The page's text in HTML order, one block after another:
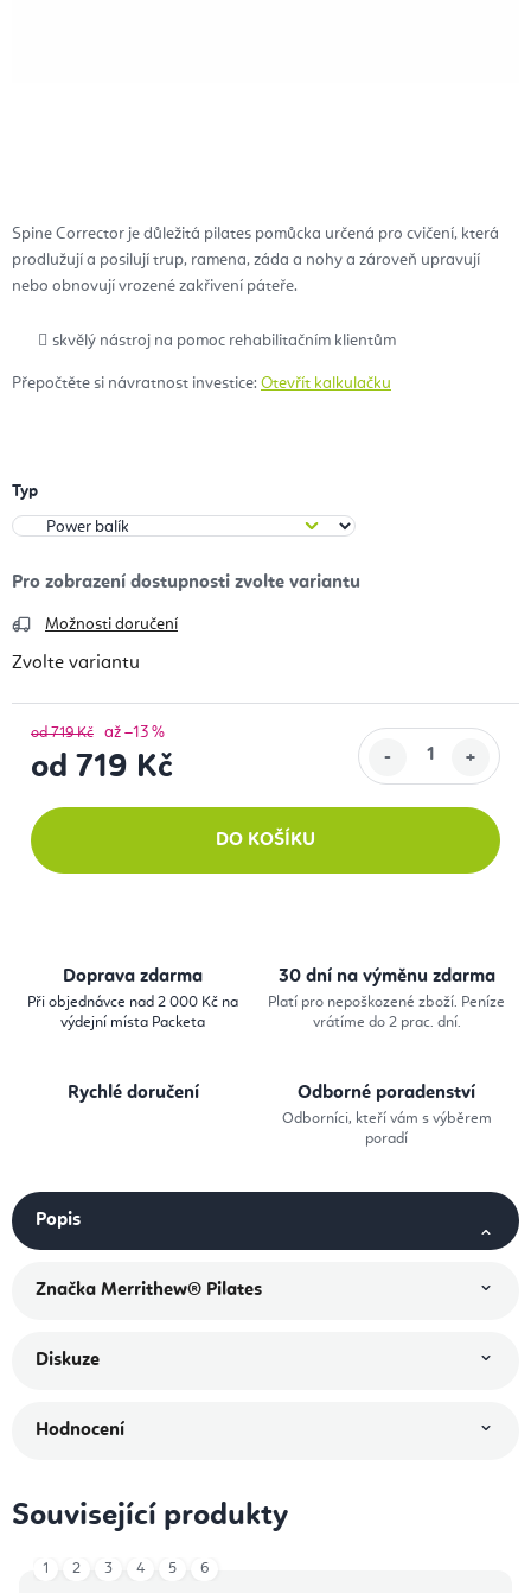
Spine Corrector je důležitá pilates pomůcka určená pro cvičení, která
prodlužují a posilují trup, ramena, záda a nohy a zároveň upravují
nebo obnovují vrozené zakřivení páteře.
skvělý nástroj na pomoc rehabilitačním klientům
Přepočtěte si návratnost investice: Otevřít kalkulačku
Typ
Možnosti doručení
Zvolte variantu
od 719 Kč až –13 %
od 719 Kč
DO KOŠÍKU
Doprava zdarma
Při objednávce nad 2 000 Kč na
výdejní místa Packeta
30 dní na výměnu zdarma
Platí pro nepoškozené zboží. Peníze
vrátíme do 2 prac. dní.
Rychlé doručení Odborné poradenství
Odborníci, kteří vám s výběrem
poradí
Popis
Značka Merrithew® Pilates
Diskuze
Hodnocení
Související produkty
1 2 3 4 5 6